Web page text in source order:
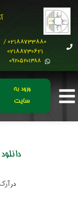
02188733880 /
02188730621
0۹۲۰۵۲۰۱۳۸۸
ورود به
سایت
در